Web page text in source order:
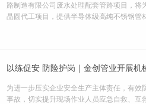
路制造有限公司废水处理配套管路项目，将
晶圆代工项目，提供半导体级高纯不锈钢管
以练促安 防险护岗｜金创管业开展机
为进一步压实企业安全生产主体责任，有效
事故，切实提升现场作业人员应急自救、互